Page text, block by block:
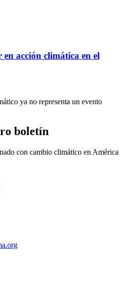
acción climática en el
ya no representa un evento
boletín
con cambio climático en América